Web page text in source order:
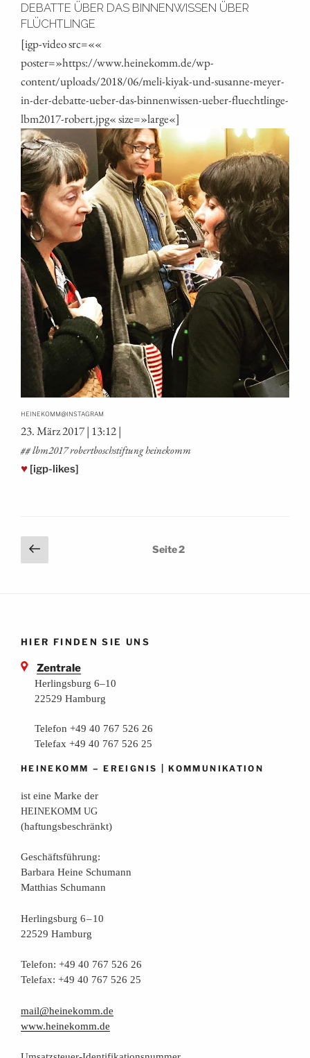
DEBATTE ÜBER DAS BINNENWISSEN ÜBER
FLÜCHTLINGE
[igp-video src=««
poster=»https://www.heinekomm.de/wp-
content/uploads/2018/06/meli-kiyak-und-susanne-meyer-
in-der-debatte-ueber-das-binnenwissen-ueber-fluechtlinge-
lbm2017-robert.jpg« size=»large«]
HEINEKOMM@INSTAGRAM
23. März 2017 | 13:12 |
## lbm2017 robert­bosch­stif­tung heinekomm
♥ [igp-likes]
Seitennummerierung
der
Vorherige
Seite
Seite2
HIER FINDEN SIE UNS
Zentrale
Herlingsburg 6–10
22529 Hamburg
Telefon +49 40 767 526 26
Telefax +49 40 767 526 25
HEINEKOMM –EREIGNIS |KOMMUNIKATION
ist eine Mar­ke der
HEINEKOMM UG
(haf­tungs­be­schränkt)
Geschäfts­füh­rung:
Bar­ba­ra Hei­ne Schumann
Mat­thi­as Schumann
Her­lings­burg 6 – 10
22529 Hamburg
Tele­fon: +49 40 767 526 26
Tele­fax: +49 40 767 526 25
mail@heinekomm.de
www.heinekomm.de